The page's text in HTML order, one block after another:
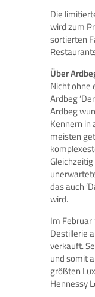
Die
wird zum
sortierten
Über
Nicht ohne
Ardbeg
Ardbeg
Kennern in
meisten
das auch
wird.
Im
Destillerie
verkauft.
und somit
größten
Hennessy